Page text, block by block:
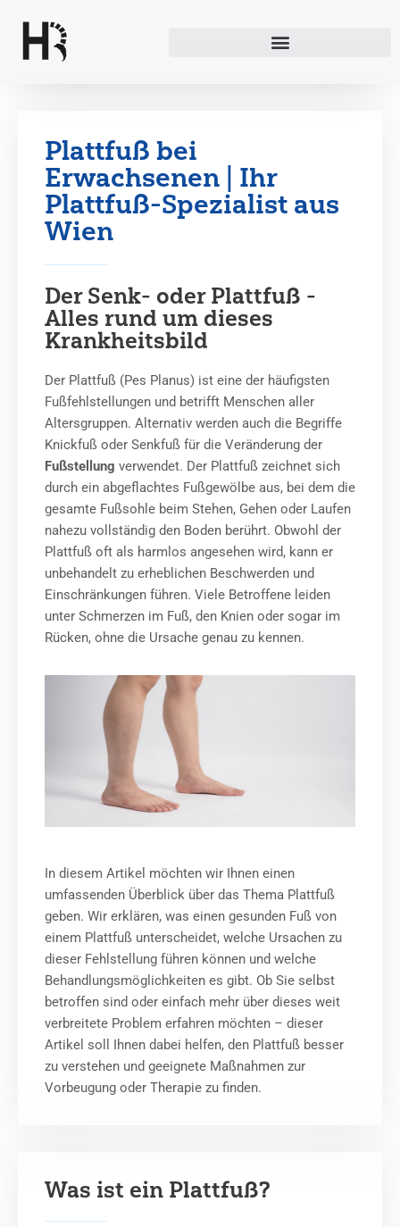
Zum
Plattfuß bei
Erwachsenen | Ihr
Plattfuß-Spezialist aus
Wien
Der Senk- oder Plattfuß -
Alles rund um dieses
Krankheitsbild
Der Plattfuß (Pes Planus) ist eine der häufigsten
Fußfehlstellungen und betrifft Menschen aller
Altersgruppen. Alternativ werden auch die Begriffe
Knickfuß oder Senkfuß für die Veränderung der
Fußstellung verwendet. Der Plattfuß zeichnet sich
durch ein abgeflachtes Fußgewölbe aus, bei dem die
gesamte Fußsohle beim Stehen, Gehen oder Laufen
nahezu vollständig den Boden berührt. Obwohl der
Plattfuß oft als harmlos angesehen wird, kann er
unbehandelt zu erheblichen Beschwerden und
Einschränkungen führen. Viele Betroffene leiden
unter Schmerzen im Fuß, den Knien oder sogar im
Rücken, ohne die Ursache genau zu kennen.
In diesem Artikel möchten wir Ihnen einen
umfassenden Überblick über das Thema Plattfuß
geben. Wir erklären, was einen gesunden Fuß von
einem Plattfuß unterscheidet, welche Ursachen zu
dieser Fehlstellung führen können und welche
Behandlungsmöglichkeiten es gibt. Ob Sie selbst
betroffen sind oder einfach mehr über dieses weit
verbreitete Problem erfahren möchten – dieser
Artikel soll Ihnen dabei helfen, den Plattfuß besser
zu verstehen und geeignete Maßnahmen zur
Vorbeugung oder Therapie zu finden.
Was ist ein Plattfuß?